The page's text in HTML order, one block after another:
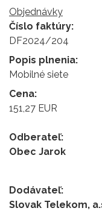
Objednávky
Číslo faktúry:
DF2024/204
Popis plnenia:
Mobilné siete
Cena:
151,27 EUR
Odberateľ:
Obec Jarok
Dodávateľ:
Slovak Telekom,